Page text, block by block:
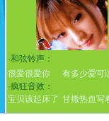
·和弦铃声：
很爱很爱你
有多少爱可
·疯狂音效：
宝贝该起床了 甘撒热血写